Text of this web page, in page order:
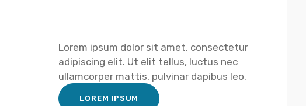
Lorem ipsum dolor sit amet, consectetur
adipiscing elit. Ut elit tellus, luctus nec
ullamcorper mattis, pulvinar dapibus leo.
LOREM IPSUM